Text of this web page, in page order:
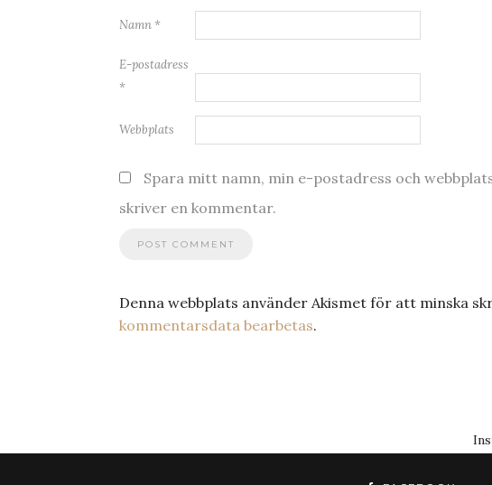
Namn *
E-postadress
*
Webbplats
Spara mitt namn, min e-postadress och
skriver en kommentar.
Denna webbplats använder Akismet för att minska
kommentarsdata bearbetas.